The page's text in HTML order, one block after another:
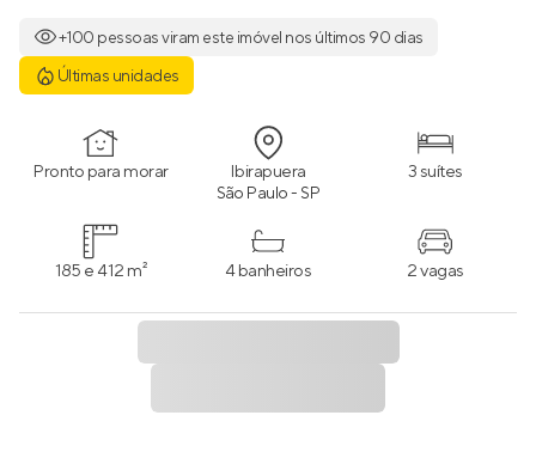
+100 pessoas viram este imóvel nos últimos 90 dias
Últimas unidades
Pronto para morar Ibirapuera
São Paulo - SP
3 suítes
185 e 412 m² 4 banheiros 2 vagas